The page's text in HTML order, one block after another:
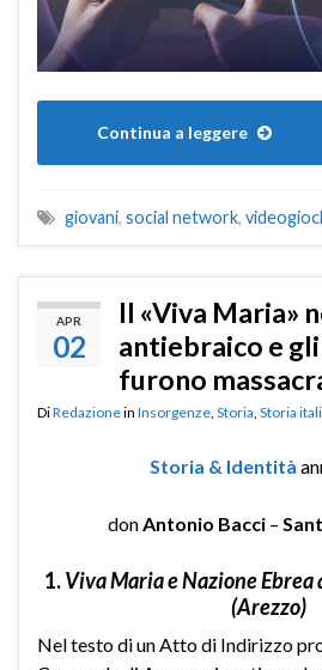
Continua a leggere
giovani, social network,
APR
02
Il «Viva Maria»
antiebraico e
furono
DiRedazionein Insorgenze Storia Storia
Storia & Identità
don Antonio Bacci–
1.Viva Maria e Nazione Ebrea
(Arezzo)
Nel testo di un Atto di Indirizzo